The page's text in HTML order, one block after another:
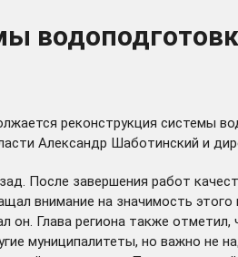
реконструкция системы
Александр Шаботинский и
После завершения работ
внимание на значимость
он. Глава региона также
муниципалитеты, но важно